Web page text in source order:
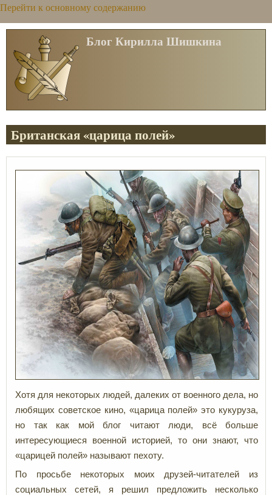
Перейти к основному содержанию
Блог Кирилла Шишкина
Британская «царица полей»
Хотя для некоторых людей, далеких от военного дела, но
любящих советское кино, «царица полей» это кукуруза,
но так как мой блог читают люди, всё больше
интересующиеся военной историей, то они знают, что
«царицей полей» называют пехоту.
По просьбе некоторых моих друзей-читателей из
социальных сетей, я решил предложить несколько